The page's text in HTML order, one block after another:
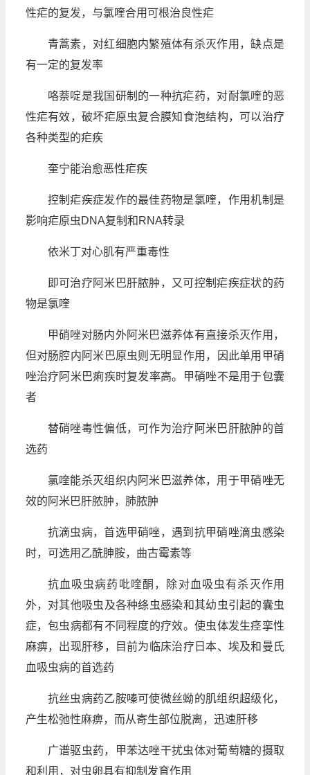
性疟的复发，与氯喹合用可根治良性疟
青蒿素，对红细胞内繁殖体有杀灭作用，缺点是
有一定的复发率
咯萘啶是我国研制的一种抗疟药，对耐氯喹的恶
性疟有效，破坏疟原虫复合膜知食泡结构，可以治疗
各种类型的疟疾
奎宁能治愈恶性疟疾
控制疟疾症发作的最佳药物是氯喹，作用机制是
影响疟原虫DNA复制和RNA转录
依米丁对心肌有严重毒性
即可治疗阿米巴肝脓肿，又可控制疟疾症状的药
物是氯喹
甲硝唑对肠内外阿米巴滋养体有直接杀灭作用，
但对肠腔内阿米巴原虫则无明显作用，因此单用甲硝
唑治疗阿米巴痢疾时复发率高。甲硝唑不是用于包囊
者
替硝唑毒性偏低，可作为治疗阿米巴肝脓肿的首
选药
氯喹能杀灭组织内阿米巴滋养体，用于甲硝唑无
效的阿米巴肝脓肿，肺脓肿
抗滴虫病，首选甲硝唑，遇到抗甲硝唑滴虫感染
时，可选用乙酰胂胺，曲古霉素等
抗血吸虫病药吡喹酮，除对血吸虫有杀灭作用
外，对其他吸虫及各种绦虫感染和其幼虫引起的囊虫
症，包虫病都有不同程度的疗效。使虫体发生痉挛性
麻痹，出现肝移，目前为临床治疗日本、埃及和曼氏
血吸虫病的首选药
抗丝虫病药乙胺嗪可使微丝蚴的肌组织超级化，
产生松弛性麻痹，而从寄生部位脱离，迅速肝移
广谱驱虫药，甲苯达唑干扰虫体对葡萄糖的摄取
和利用，对虫卵具有抑制发育作用